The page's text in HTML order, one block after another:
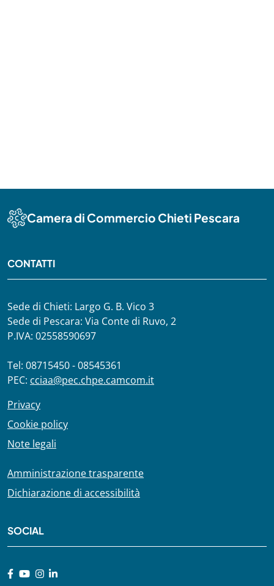
Camera di Commercio Chieti Pescara
CONTATTI
Sede di Chieti: Largo G. B. Vico 3
Sede di Pescara: Via Conte di Ruvo, 2
P.IVA: 02558590697
Tel: 08715450 - 08545361
PEC: cciaa@pec.chpe.camcom.it
Privacy
Cookie policy
Note legali
Amministrazione trasparente
Dichiarazione di accessibilità
SOCIAL